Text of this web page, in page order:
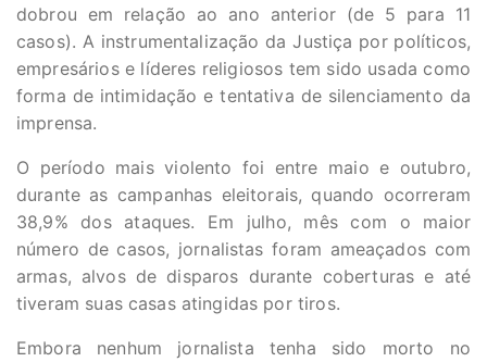
dobrou em relação ao ano anterior (de 5 para 11
casos). A instrumentalização da Justiça por políticos,
empresários e líderes religiosos tem sido usada como
forma de intimidação e tentativa de silenciamento da
imprensa.
O período mais violento foi entre maio e outubro,
durante as campanhas eleitorais, quando ocorreram
38,9% dos ataques. Em julho, mês com o maior
número de casos, jornalistas foram ameaçados com
armas, alvos de disparos durante coberturas e até
tiveram suas casas atingidas por tiros.
Embora nenhum jornalista tenha sido morto no